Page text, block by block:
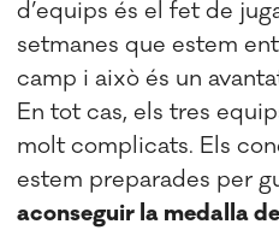
d’equips és el fet de
setmanes que estem
camp i això és un
En tot cas, els tres
molt complicats. Els
estem preparades per
aconseguir la medalla